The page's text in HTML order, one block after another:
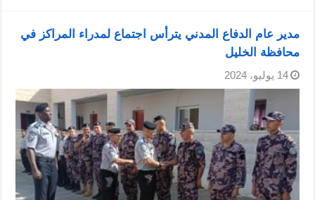
مدير عام الدفاع المدني يترأس اجتماع لمدراء المراكز في
محافظة الخليل
14 يوليو، 2024